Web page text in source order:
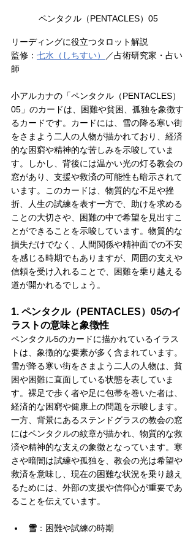
ペンタクル（PENTACLES）05
リーディングに役立つタロット解説
監修： 七水（しちすい）
／占術研究家・占い
師
小アルカナの「ペンタクル（PENTACLES）
05」のカードは、困難や貧困、孤独を象徴す
るカードです。カードには、雪の降る寒い街
をさまよう二人の人物が描かれており、経済
的な困窮や精神的な苦しみを示唆していま
す。しかし、背後には温かい光の灯る教会の
窓があり、支援や救済の可能性も暗示されて
います。このカードは、物質的な不足や挫
折、人生の試練を表す一方で、助けを求める
ことの大切さや、困難の中で希望を見出すこ
とができることを示唆しています。物質的な
損失だけでなく、人間関係や精神面での不安
を感じる時期でもありますが、周囲の支えや
信頼を受け入れることで、困難を乗り越える
道が開かれるでしょう。
1. ペンタクル（PENTACLES）05のイ
ラストの意味と象徴性
ペンタクル5のカードに描かれているイラス
トは、象徴的な要素が多く含まれています。
雪が降る寒い街をさまよう二人の人物は、貧
困や困難に直面している状態を表していま
す。裸足で歩く者や足に包帯を巻いた者は、
経済的な困窮や健康上の問題を示唆します。
一方、背景にあるステンドグラスの教会の窓
にはペンタクルの紋章が描かれ、物質的な救
済や精神的な支えの象徴となっています。寒
さや暗闇は試練や孤独を、教会の光は希望や
救済を意味し、現在の困難な状況を乗り越え
るためには、外部の支援や信仰心が重要であ
ることを伝えています。
雪 ：困難や試練の時期